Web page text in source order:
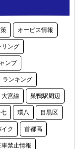
オービス情報
リング
ンプ
ランキング
大宮線 巣鴨駅周辺
環八 目黒区
ク 首都高
車禁止情報